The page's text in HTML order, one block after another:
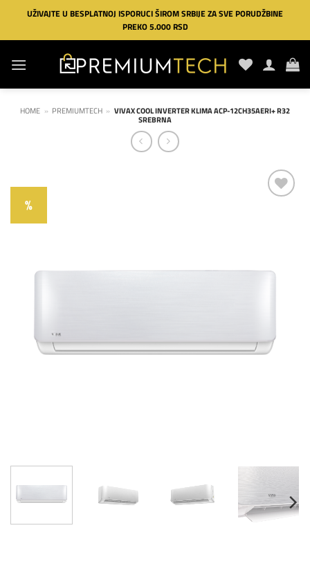
Preskoči
sadržaj
UŽIVAJTE U BESPLATNOJ ISPORUCI ŠIROM SRBIJE ZA SVE PORUDŽBINE
PREKO 5.000 RSD
HOME » PREMIUMTECH » VIVAX COOL INVERTER KLIMA ACP-12CH35AERI+ R32
SREBRNA
%